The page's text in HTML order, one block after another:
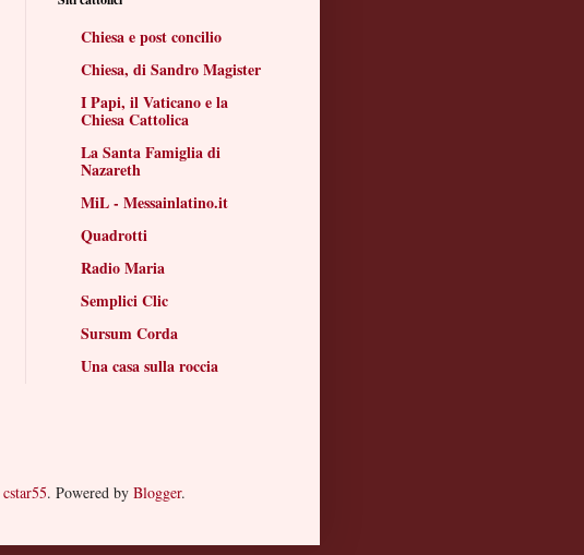
Chiesa e post concilio
Chiesa, di Sandro Magister
I Papi, il Vaticano e la
Chiesa Cattolica
La Santa Famiglia di
Nazareth
MiL - Messainlatino.it
Quadrotti
Radio Maria
Semplici Clic
Sursum Corda
Una casa sulla roccia
cstar55. Powered by Blogger.